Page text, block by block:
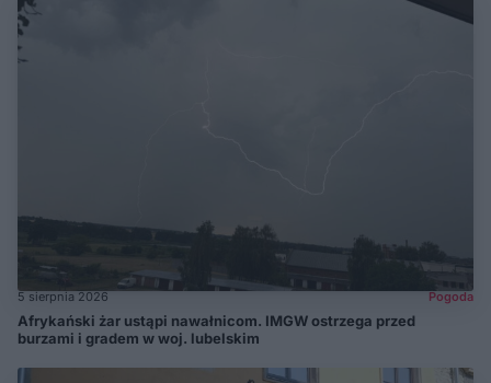
5 sierpnia 2026 Pogoda
Afrykański żar ustąpi nawałnicom. IMGW ostrzega przed
burzami i gradem w woj. lubelskim